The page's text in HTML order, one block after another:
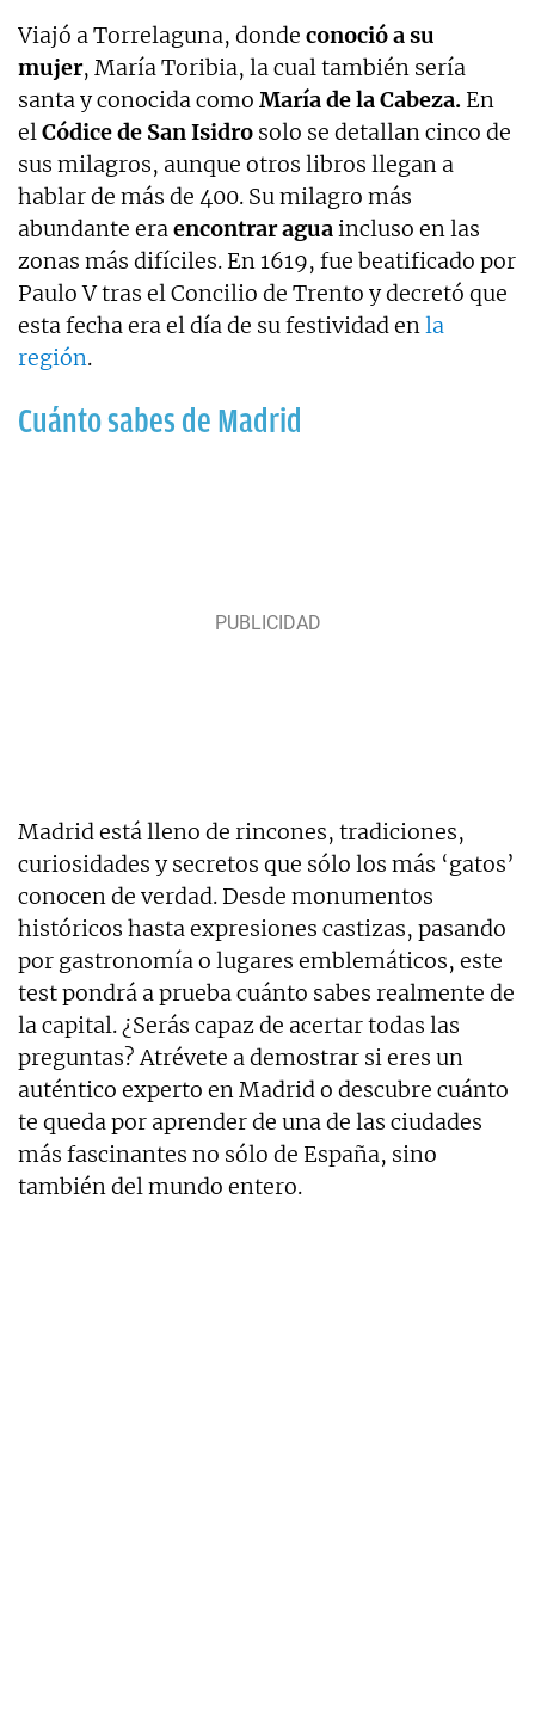
Viajó a Torrelaguna, donde conoció a su
mujer, María Toribia, la cual también sería
santa y conocida como María de la Cabeza. En
elCódice de San Isidro solo se detallan cinco de
sus milagros, aunque otros libros llegan a
hablar de más de 400. Su milagro más
abundante eraencontrar aguaincluso en las
zonas más difíciles. En 1619, fue beatificado por
Paulo V tras el Concilio de Trento y decretó que
esta fecha era el día de su festividad enla
región.
Cuánto sabes de Madrid
Madrid está lleno de rincones, tradiciones,
curiosidades y secretos que sólo los más ‘gatos’
conocen de verdad. Desde monumentos
históricos hasta expresiones castizas, pasando
por gastronomía o lugares emblemáticos, este
test pondrá a prueba cuánto sabes realmente de
la capital. ¿Serás capaz de acertar todas las
preguntas? Atrévete a demostrar si eres un
auténtico experto en Madrid o descubre cuánto
te queda por aprender de una de las ciudades
más fascinantes no sólo de España, sino
también del mundo entero.